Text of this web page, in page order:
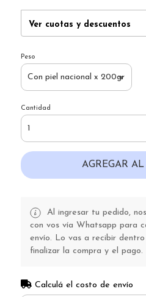
Ver cuotas y descuentos
Peso
Cantidad
AGREGAR
Al ingresar tu pedido,
con vos vía Whatsapp para
envío. Lo vas a recibir
finalizar la compra y el pago.
Calculá el costo de envío